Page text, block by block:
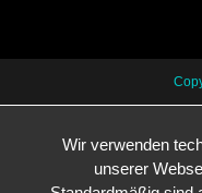
Wir verwenden
unserer